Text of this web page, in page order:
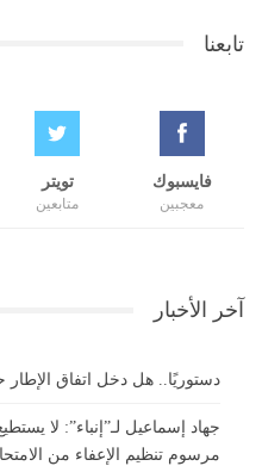
تابعنا
فايسبوك
معجبين
تويتر
متابعين
آخر الأخبار
دستوريًا.. هل دخل اتفاق الإطار
جهاد إسماعيل لـ”إنباء”: لا
مرسوم تنظيم الإعفاء من